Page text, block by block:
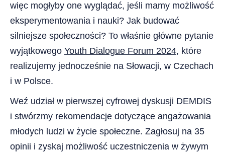
więc mogłyby one wyglądać, jeśli mamy możliwość
eksperymentowania i nauki? Jak budować
silniejsze społeczności? To właśnie główne pytanie
wyjątkowego Youth Dialogue Forum 2024, które
realizujemy jednocześnie na Słowacji, w Czechach
i w Polsce.
Weź udział w pierwszej cyfrowej dyskusji DEMDIS
i stwórzmy rekomendacje dotyczące angażowania
młodych ludzi w życie społeczne. Zagłosuj na 35
opinii i zyskaj możliwość uczestniczenia w żywym